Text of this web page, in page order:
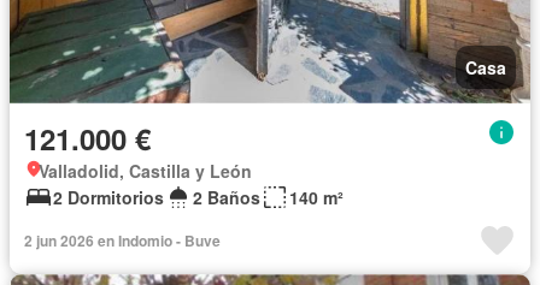
Casa
121.000 €
Valladolid, Castilla y León
2 Dormitorios
2 Baños 140 m²
2 jun 2026 en Indomio - Buve